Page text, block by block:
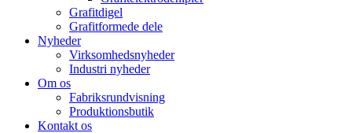
Grafitdigel
Grafitformede dele
Nyheder
Virksomhedsnyheder
Industri nyheder
Om os
Fabriksrundvisning
Produktionsbutik
Kontakt os